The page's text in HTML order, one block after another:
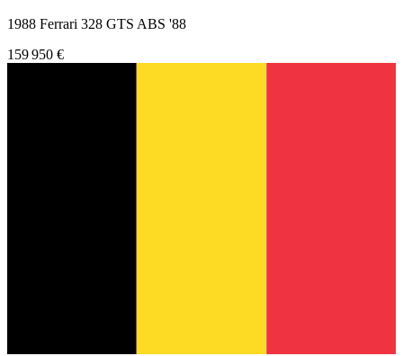
1988 Ferrari 328 GTS ABS '88
159 950 €